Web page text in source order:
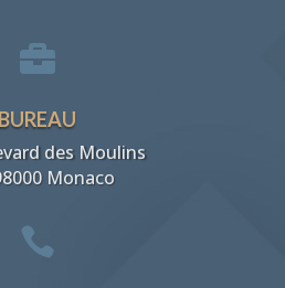

BUREAU
des Moulins
Monaco
